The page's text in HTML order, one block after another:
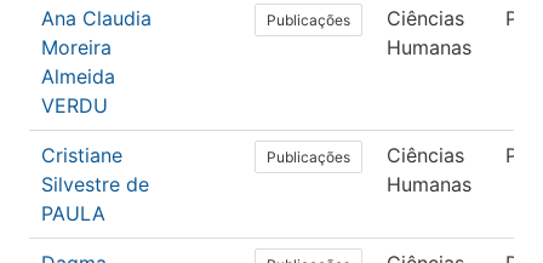
Ana Claudia
Moreira
Almeida
VERDU
Publicações
Ciências
Humanas
Cristiane
Silvestre de
PAULA
Publicações
Ciências
Humanas